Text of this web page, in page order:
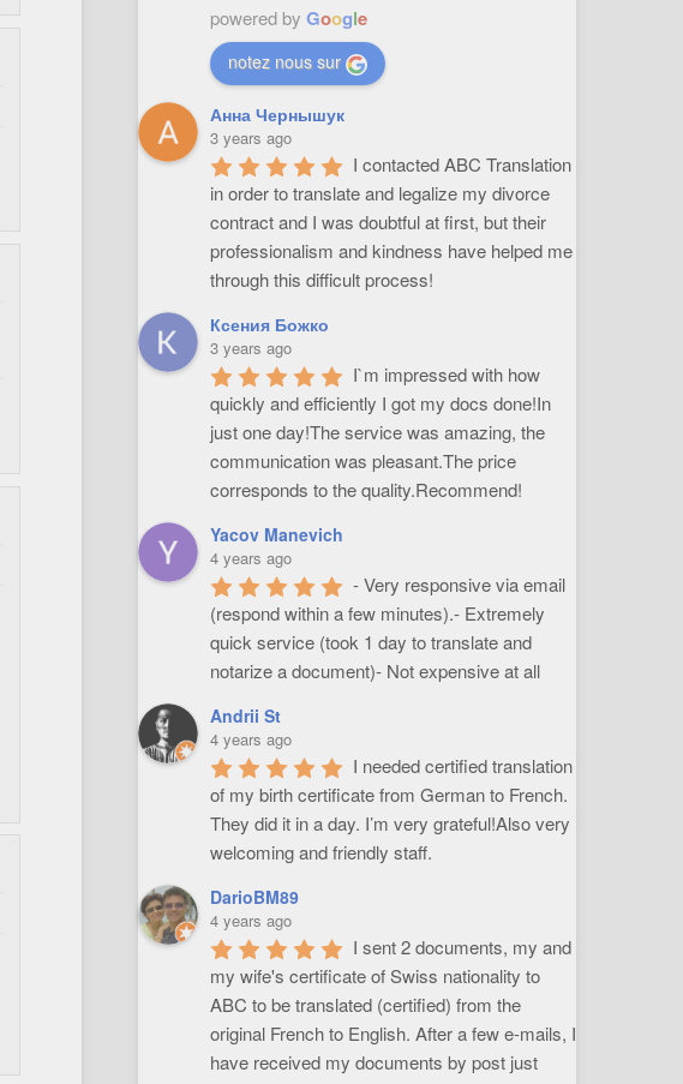
powered by Google
notez nous sur
Анна Чернышук
3 years ago
I contacted ABC Translation
in order to translate and legalize my divorce
contract and I was doubtful at first, but their
professionalism and kindness have helped me
through this difficult process!
Ксения Божко
3 years ago
I`m impressed with how
quickly and efficiently I got my docs done!In
just one day!The service was amazing, the
communication was pleasant.The price
corresponds to the quality.Recommend!
Yacov Manevich
4 years ago
- Very responsive via email
(respond within a few minutes).- Extremely
quick service (took 1 day to translate and
notarize a document)- Not expensive at all
Andrii St
4 years ago
I needed certified translation
of my birth certificate from German to French.
They did it in a day. I’m very grateful!Also very
welcoming and friendly staff.
DarioBM89
4 years ago
I sent 2 documents, my and
my wife's certificate of Swiss nationality to
ABC to be translated (certified) from the
original French to English. After a few e-mails, I
have received my documents by post just